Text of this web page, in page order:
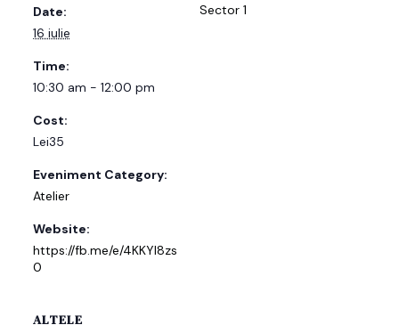
Date:
16 iulie
Time:
10:30 am - 12:00 pm
Cost:
Lei35
Eveniment Category:
Atelier
Website:
https://fb.me/e/4KKYl8zs
0
Sector 1
ALTELE